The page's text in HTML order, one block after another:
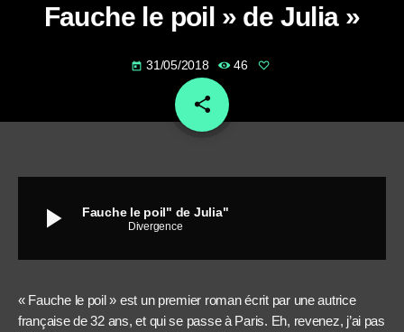
Fauche le poil » de Julia »
today 31/05/2018 46
share
email
play_arrow Fauche le poil" de Julia"
Divergence
« Fauche le poil » est un premier roman écrit par une autrice
française de 32 ans, et qui se passe à Paris. Eh, revenez, j’ai pas